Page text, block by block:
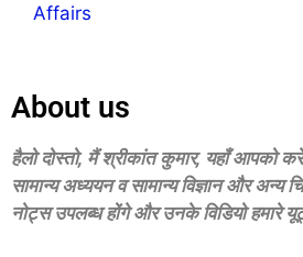
Affairs
About us
हैलो दोस्‍तो, मैं श्रीकांत कुमार, यहॉं आपको
सामान्‍य अध्‍ययन व सामान्‍य विज्ञान और अन्‍य
नोट्स उपलब्‍ध होंगे और उनके विडियो हमारे